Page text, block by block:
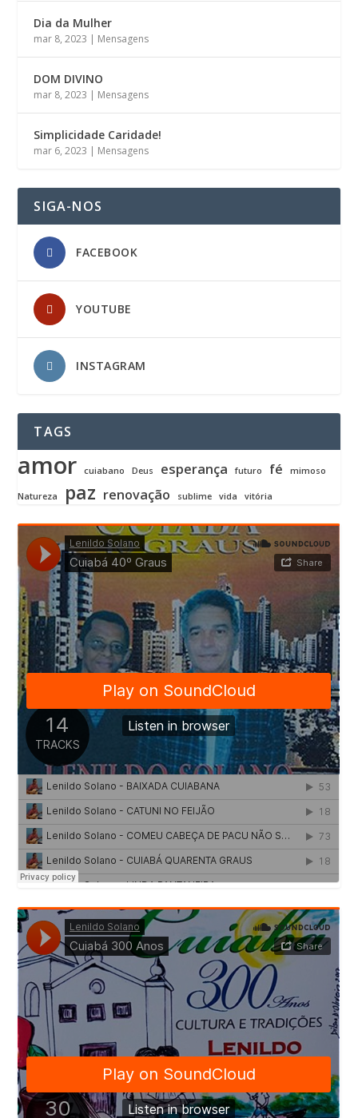
Dia da Mulher
mar 8, 2023 | Mensagens
DOM DIVINO
mar 8, 2023 | Mensagens
Simplicidade Caridade!
mar 6, 2023 | Mensagens
SIGA-NOS
FACEBOOK
YOUTUBE
INSTAGRAM
TAGS
amor cuiabano Deus esperança futuro fé mimoso
Natureza paz renovação sublime vida vitória